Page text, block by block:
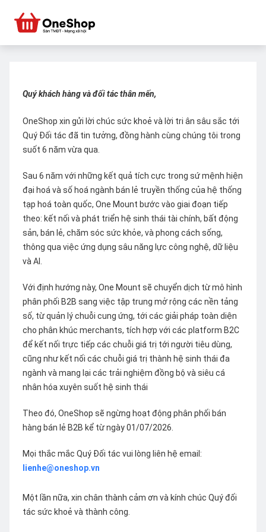
Quý khách hàng và đối tác thân mến,
OneShop xin gửi lời chúc sức khoẻ và lời tri ân sâu sắc tới
Quý Đối tác đã tin tưởng, đồng hành cùng chúng tôi trong
suốt 6 năm vừa qua.
Sau 6 năm với những kết quả tích cực trong sứ mệnh hiện
đại hoá và số hoá ngành bán lẻ truyền thống của hệ thống
tạp hoá toàn quốc, One Mount bước vào giai đoạn tiếp
theo: kết nối và phát triển hệ sinh thái tài chính, bất động
sản, bán lẻ, chăm sóc sức khỏe, và phong cách sống,
thông qua việc ứng dụng sâu năng lực công nghệ, dữ liệu
và AI.
Với định hướng này, One Mount sẽ chuyển dịch từ mô hình
phân phối B2B sang việc tập trung mở rộng các nền tảng
số, từ quản lý chuỗi cung ứng, tới các giải pháp toàn diện
cho phân khúc merchants, tích hợp với các platform B2C
để kết nối trực tiếp các chuỗi giá trị tới người tiêu dùng,
cũng như kết nối các chuỗi giá trị thành hệ sinh thái đa
ngành và mang lại các trải nghiệm đồng bộ và siêu cá
nhân hóa xuyên suốt hệ sinh thái
Theo đó, OneShop sẽ ngừng hoạt động phân phối bán
hàng bán lẻ B2B kể từ ngày 01/07/2026.
Mọi thắc mắc Quý Đối tác vui lòng liên hệ email:
lienhe@oneshop.vn
Một lần nữa, xin chân thành cảm ơn và kính chúc Quý đối
tác sức khoẻ và thành công.